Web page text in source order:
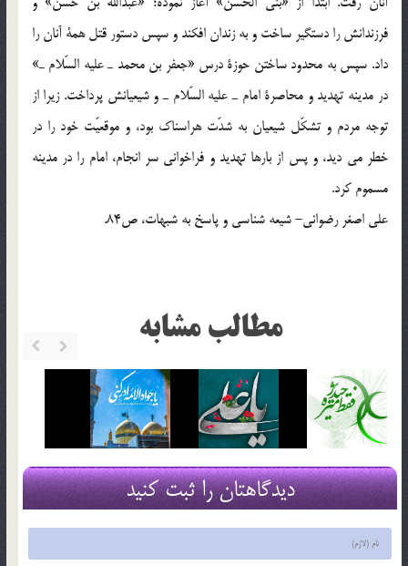
فرزندانش را دستگير ساخت و به زندان افكند و سپس دستور قتل همة آنان را
داد. سپس به محدود ساختن حوزة درس «جعفر بن محمد ـ عليه السّلام ـ»
در مدينه تهديد و محاصرة امام ـ عليه السّلام ـ و شيعيانش پرداخت. زيرا از
توجه مردم و تشكّل شيعيان به شدّت هراسناك بود، و موقعيّت خود را در
خطر مي ديد، و پس از بارها تهديد و فراخواني سر انجام، امام را در مدينه
مسموم كرد.
علي اصغر رضواني- شيعه شناسي و پاسخ به شبهات، ص84.
مطالب مشابه
دیدگاهتان را ثبت کنید